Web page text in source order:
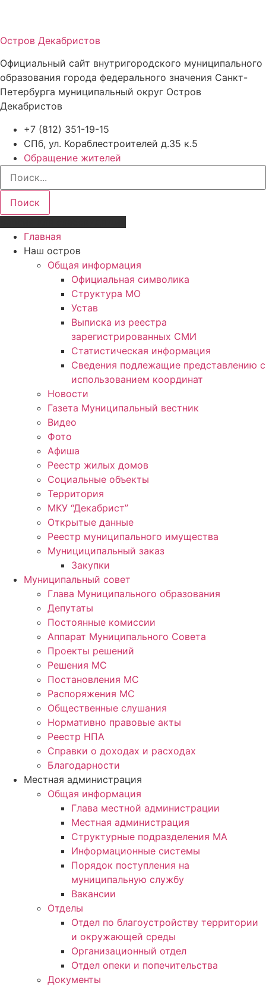
Остров Декабристов
Официальный сайт внутригородского муниципального
образования города федерального значения Санкт-
Петербурга муниципальный округ Остров
Декабристов
+7 (812) 351-19-15
СПб, ул. Кораблестроителей д.35 к.5
Обращение жителей
Поиск
Главная
Наш остров
Общая информация
Официальная символика
Структура МО
Устав
Выписка из реестра
зарегистрированных СМИ
Статистическая информация
Сведения подлежащие представлению с
использованием координат
Новости
Газета Муниципальный вестник
Видео
Фото
Афиша
Реестр жилых домов
Социальные объекты
Территория
МКУ “Декабрист”
Открытые данные
Реестр муниципального имущества
Мунициципальный заказ
Закупки
Муниципальный совет
Глава Муниципального образования
Депутаты
Постоянные комиссии
Аппарат Муниципального Совета
Проекты решений
Решения МС
Постановления МС
Распоряжения МС
Общественные слушания
Нормативно правовые акты
Реестр НПА
Справки о доходах и расходах
Благодарности
Местная администрация
Общая информация
Глава местной администрации
Местная администрация
Структурные подразделения МА
Информационные системы
Порядок поступления на
муниципальную службу
Вакансии
Отделы
Отдел по благоустройству территории
и окружающей среды
Организационный отдел
Отдел опеки и попечительства
Документы